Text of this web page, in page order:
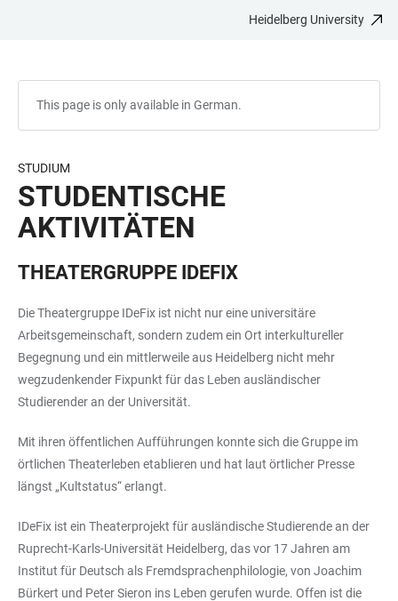
Heidelberg University
This page is only available in German.
STUDIUM
STUDENTISCHE
AKTIVITÄTEN
THEATERGRUPPE IDEFIX
Die Theatergruppe IDeFix ist nicht nur eine universitäre
Arbeitsgemeinschaft, sondern zudem ein Ort interkultureller
Begegnung und ein mittlerweile aus Heidelberg nicht mehr
wegzudenkender Fixpunkt für das Leben ausländischer
Studierender an der Universität.
Mit ihren öffentlichen Aufführungen konnte sich die Gruppe im
örtlichen Theaterleben etablieren und hat laut örtlicher Presse
längst „Kultstatus“ erlangt.
IDeFix ist ein Theaterprojekt für ausländische Studierende an der
Ruprecht-Karls-Universität Heidelberg, das vor 17 Jahren am
Institut für Deutsch als Fremdsprachenphilologie, von Joachim
Bürkert und Peter Sieron ins Leben gerufen wurde. Offen ist die